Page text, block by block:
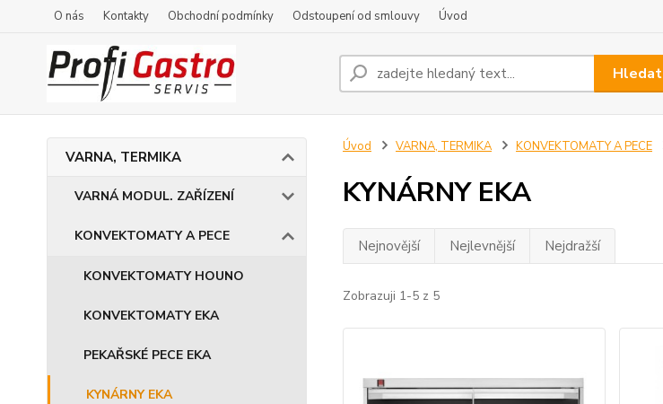
O nás Kontakty Obchodní podmínky Odstoupení od smlouvy Úvod
Hledat
VARNA, TERMIKA
VARNÁ MODUL. ZAŘÍZENÍ
KONVEKTOMATY A PECE
KONVEKTOMATY HOUNO
KONVEKTOMATY EKA
PEKAŘSKÉ PECE EKA
KYNÁRNY EKA
Úvod VARNA, TERMIKA KONVEKTOMATY A PECE
KYNÁRNY EKA
Nejnovější Nejlevnější Nejdražší
Zobrazuji 1-5 z 5